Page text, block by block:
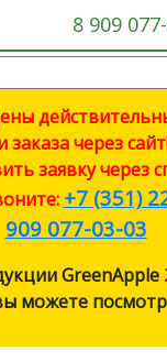
8 909
О
ОПЛАТА
через
заявку через
+7 (351)
909 077-03-03
GreenApple
можете